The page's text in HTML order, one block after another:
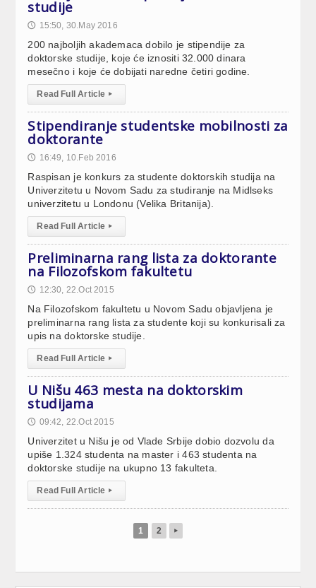
studije
🕔 15:50, 30.May 2016
200 najboljih akademaca dobilo je stipendije za
doktorske studije, koje će iznositi 32.000 dinara
mesečno i koje će dobijati naredne četiri godine.
Read Full Article ▸
Stipendiranje studentske mobilnosti za
doktorante
🕔 16:49, 10.Feb 2016
Raspisan je konkurs za studente doktorskih studija na
Univerzitetu u Novom Sadu za studiranje na Midlseks
univerzitetu u Londonu (Velika Britanija).
Read Full Article ▸
Preliminarna rang lista za doktorante
na Filozofskom fakultetu
🕔 12:30, 22.Oct 2015
Na Filozofskom fakultetu u Novom Sadu objavljena je
preliminarna rang lista za studente koji su konkurisali za
upis na doktorske studije.
Read Full Article ▸
U Nišu 463 mesta na doktorskim
studijama
🕔 09:42, 22.Oct 2015
Univerzitet u Nišu je od Vlade Srbije dobio dozvolu da
upiše 1.324 studenta na master i 463 studenta na
doktorske studije na ukupno 13 fakulteta.
Read Full Article ▸
1 2 ▸